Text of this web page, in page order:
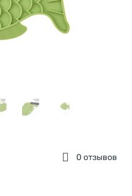
0 отзывов